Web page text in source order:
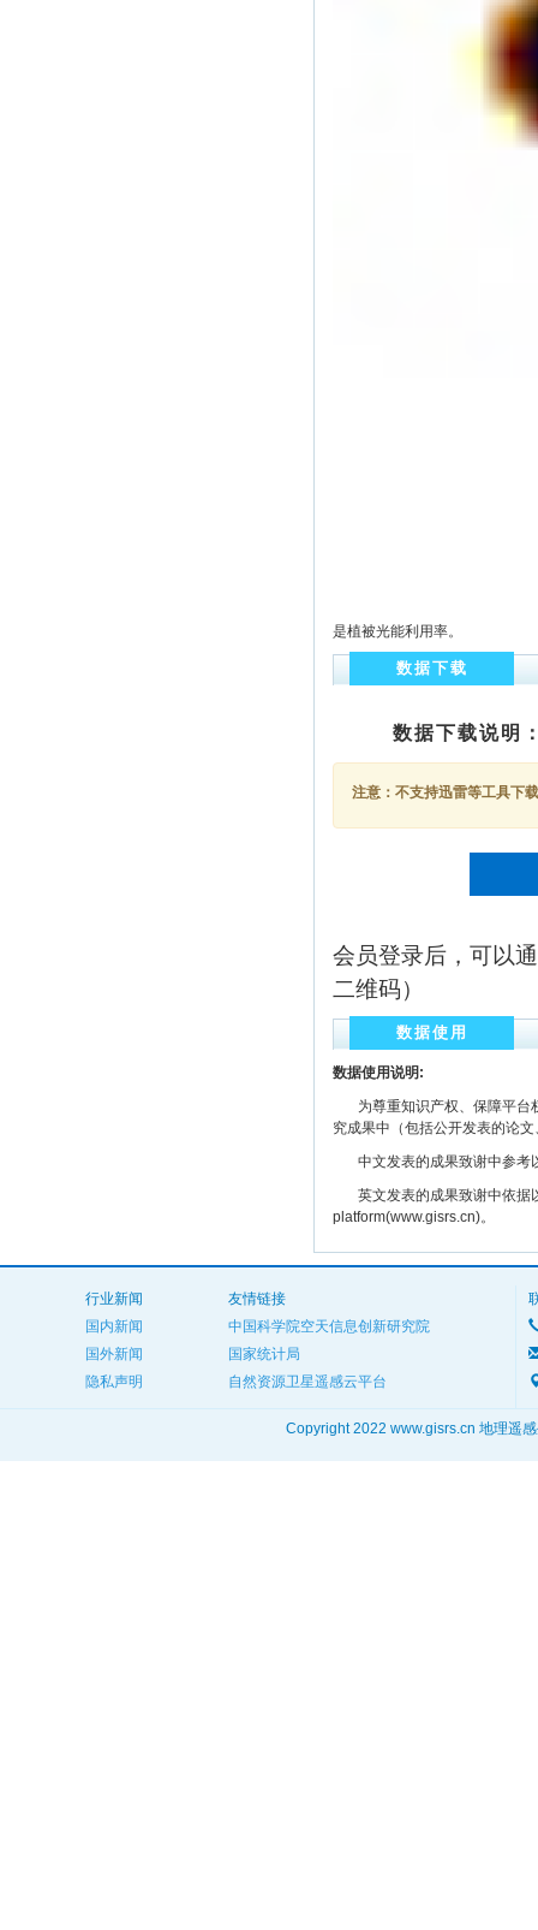
是植被光能利用率。
数据下载
数据下载说明
注意：不支持迅雷等工具下
会员登录后，可以
二维码）
数据使用
数据使用说明:
为尊重知识产权、保障平台
究成果中（包括公开发表的论
中文发表的成果致谢中参考
英文发表的成果致谢中依据
platform(www.gisrs.cn)。
行业新闻
国内新闻
国外新闻
隐私声明
友情链接
中国科学院空天信息创新研究院
国家统计局
自然资源卫星遥感云平台
Copyright 2022 www.gisrs.cn 地理遥